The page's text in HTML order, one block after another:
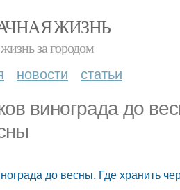
ЖИЗНЬ
жизнь за городом
новости статьи
винограда до
до весны. Где хранить